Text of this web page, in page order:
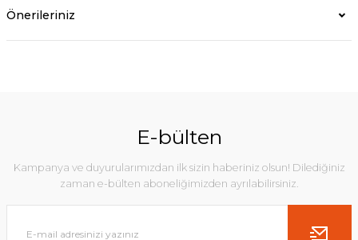
Önerileriniz
E-bülten
Kampanya ve duyurularımızdan ilk sizin haberiniz olsun! Dilediğiniz
zaman e-bülten aboneliğimizden ayrılabilirsiniz.